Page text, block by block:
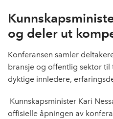
og deler ut
Konferansen samler
bransje og offentlig sektor
dyktige innledere,
Kunnskapsminister Kari
offisielle åpningen av